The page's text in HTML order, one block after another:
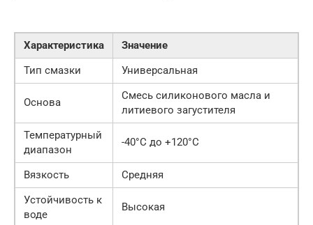
Характеристика
Значение
Тип смазки
Универсальная
Основа
Смесь силиконового масла и
литиевого загустителя
Температурный
диапазон
-40°C до +120°C
Вязкость
Средняя
Устойчивость к
воде
Высокая